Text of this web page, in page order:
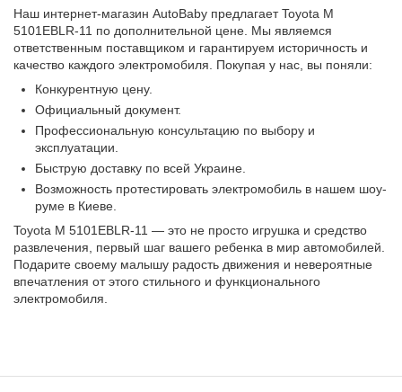
Наш интернет-магазин AutoBaby предлагает Toyota M
5101EBLR-11 по дополнительной цене. Мы являемся
ответственным поставщиком и гарантируем историчность и
качество каждого электромобиля. Покупая у нас, вы поняли:
Конкурентную цену.
Официальный документ.
Профессиональную консультацию по выбору и
эксплуатации.
Быструю доставку по всей Украине.
Возможность протестировать электромобиль в нашем шоу-
руме в Киеве.
Toyota M 5101EBLR-11 — это не просто игрушка и средство
развлечения, первый шаг вашего ребенка в мир автомобилей.
Подарите своему малышу радость движения и невероятные
впечатления от этого стильного и функционального
электромобиля.